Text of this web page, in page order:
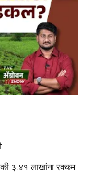
३.४१ लाखांना रक्कम